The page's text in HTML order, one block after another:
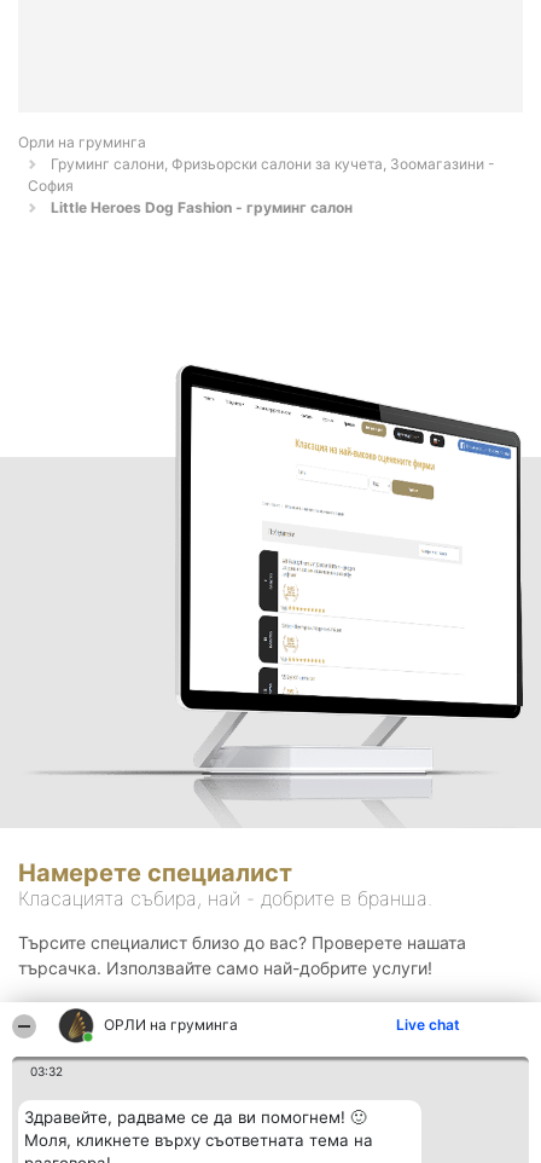
ОРЛИ на груминга Live chat
03:32
Здравейте, радваме се да ви помогнем! 🙂
Моля, кликнете върху съответната тема на
Орли на груминга
Груминг салони, Фризьорски салони за кучета, Зоомагазини -
София
Little Heroes Dog Fashion - груминг салон
Намерете специалист
Класацията събира, най - добрите в бранша.
Търсите специалист близо до вас? Проверете нашата
търсачка. Използвайте само най-добрите услуги!